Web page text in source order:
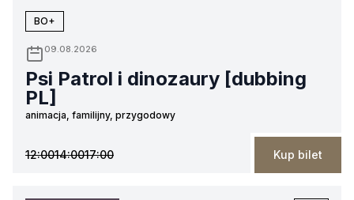
BO+
09.08.2026
Psi Patrol i dinozaury [dubbing
PL]
animacja, familijny, przygodowy
12:0014:0017:00 Kup bilet